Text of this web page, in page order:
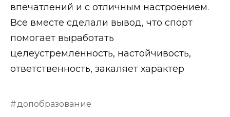
впечатлений и с отличным настроением.
Все вместе сделали вывод, что спорт
помогает выработать
целеустремлённость, настойчивость,
ответственность, закаляет характер
допобразование